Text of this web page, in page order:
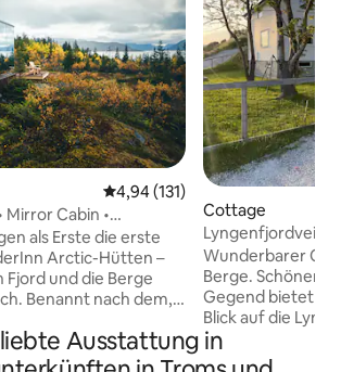
Durchschnittliche Bewertung:
4,94 (131)
Mirror Cabin •
als Erste die erste
Arctic-Hütten –
Fjord und die Berge
Benannt nach dem,
Kvæfjords darunter.
beides, wenn sich
Cottage
Lyngenfjordveien
Wunderbarer Ort
Berge. Schöner
Gegend bietet
Blick auf die
Möglichkeiten,
sehen, und
Ausstattung in